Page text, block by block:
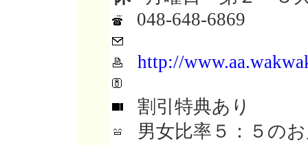
048-648-6869
http://
割引特典あり
男女比率５：５の